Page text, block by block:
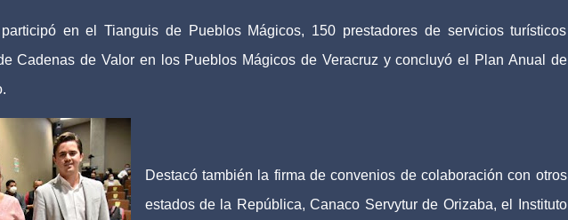
en el Tianguis de Pueblos Mágicos, 150 prestadores de servicios turísticos
Cadenas de Valor en los Pueblos Mágicos de Veracruz y concluyó el Plan Anual de
Destacó también la firma de convenios de colaboración con otros
estados de la República, Canaco Servytur de Orizaba, el Instituto